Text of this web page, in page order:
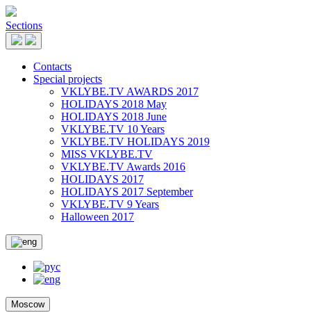
Sections
Contacts
Special projects
VKLYBE.TV AWARDS 2017
HOLIDAYS 2018 May
HOLIDAYS 2018 June
VKLYBE.TV 10 Years
VKLYBE.TV HOLIDAYS 2019
MISS VKLYBE.TV
VKLYBE.TV Awards 2016
HOLIDAYS 2017
HOLIDAYS 2017 September
VKLYBE.TV 9 Years
Halloween 2017
Moscow